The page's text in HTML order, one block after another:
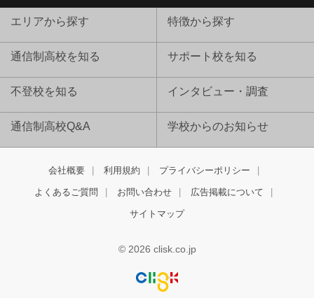
エリアから探す 特徴から探す
通信制高校を知る サポート校を知る
不登校を知る インタビュー・調査
通信制高校Q&A 学校からのお知らせ
会社概要 利用規約 プライバシーポリシー
よくあるご質問 お問い合わせ 広告掲載について
サイトマップ
© 2026 clisk.co.jp